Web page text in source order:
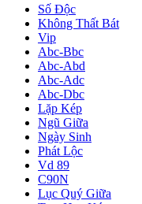
Số Độc
Không Thất Bát
Vip
Abc-Bbc
Abc-Abd
Abc-Adc
Abc-Dbc
Lặp Kép
Ngũ Giữa
Ngày Sinh
Phát Lộc
Vd 89
C90N
Lục Quý Giữa